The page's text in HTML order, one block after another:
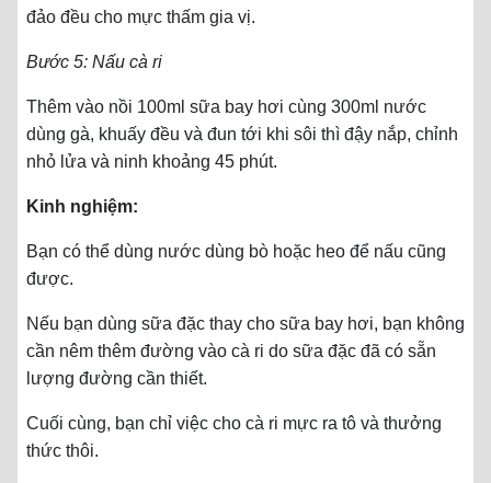
đảo đều cho mực thấm gia vị.
Bước 5: Nấu cà ri
Thêm vào nồi 100ml sữa bay hơi cùng 300ml nước
dùng gà, khuấy đều và đun tới khi sôi thì đậy nắp, chỉnh
nhỏ lửa và ninh khoảng 45 phút.
Kinh nghiệm:
Bạn có thể dùng nước dùng bò hoặc heo để nấu cũng
được.
Nếu bạn dùng sữa đặc thay cho sữa bay hơi, bạn không
cần nêm thêm đường vào cà ri do sữa đặc đã có sẵn
lượng đường cần thiết.
Cuối cùng, bạn chỉ việc cho cà ri mực ra tô và thưởng
thức thôi.